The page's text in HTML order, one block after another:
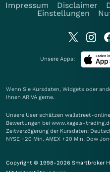
Impressum
Disclaimer
Einstellungen
Unsere Apps:
Wenn Sie Kursdaten, Widgets oder
Ihnen ARIVA gerne.
Unsere User schätzen wallstreet-
Bewertungen bei www.kagels-
Zeitverzögerung der Kursdaten:
NYSE +20 Min. AMEX +20 Min. Dow
Copyright © 1998-2026 Smartbroker